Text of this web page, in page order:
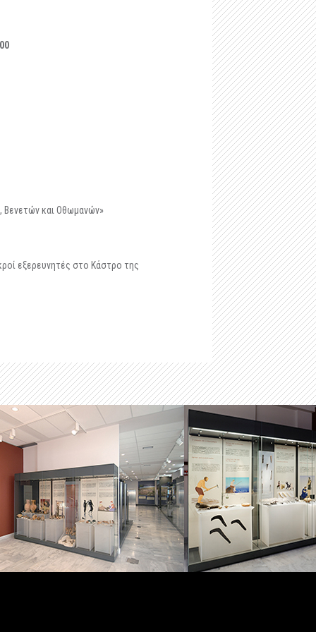
Ταφικό ηρώο στα Μάρμαρα Ζερβοχωρίου
Οχυρό Αγίου Δονάτου Ζερβοχωρίου
Βενετών και Οθωμανών»
εξερευνητές στο Κάστρο της